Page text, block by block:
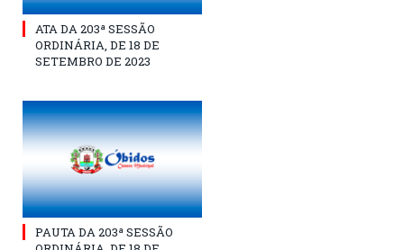
ATA DA 203ª SESSÃO
ORDINÁRIA, DE 18 DE
SETEMBRO DE 2023
PAUTA DA 203ª SESSÃO